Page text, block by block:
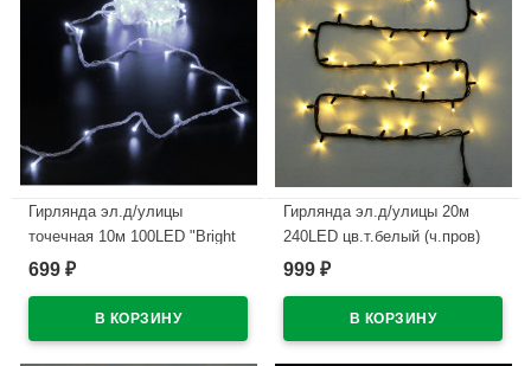
Гирлянда эл.д/улицы
точечная 10м 100LED "Bright
light" (свет.провод) цв.белый
699 ₽
Гирлянда эл.д/улицы 20м
240LED цв.т.белый (ч.пров)
(можно соединить) 8реж IP-54
999 ₽